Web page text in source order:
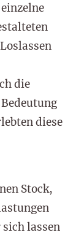
die
diese
Stock,
lassen